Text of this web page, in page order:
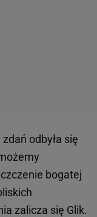
odbyła się
bogatej
zalicza się Glik.